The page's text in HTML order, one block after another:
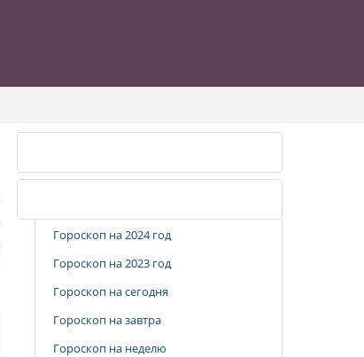
Гороскоп на 2024 год
Гороскоп на 2023 год
Гороскоп на сегодня
Гороскоп на завтра
Гороскоп на неделю